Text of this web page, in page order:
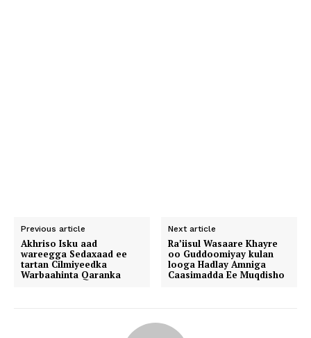
Previous article
Akhriso Isku aad
wareegga Sedaxaad ee
tartan Cilmiyeedka
Warbaahinta Qaranka
Next article
Ra’iisul Wasaare Khayre
oo Guddoomiyay kulan
looga Hadlay Amniga
Caasimadda Ee Muqdisho